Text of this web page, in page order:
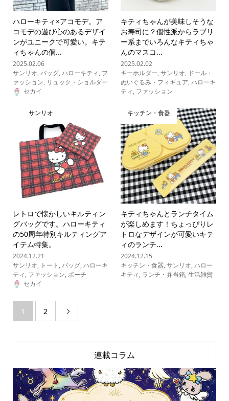
ハローキティ×アコモデ。ア
コモデの遊び心のあるデザイ
ンがユニークで可愛い。キテ
ィちゃんの個...
2025.02.06
サンリオ,バッグ,ハローキティ, フ
ァッション, リュック・ショルダー
セカイ
キティちゃんが美味しそうな
お寿司に？個性派からラブリ
ー系までいろんなキティちゃ
んのマスコ...
2025.02.02
キーホルダー,サンリオ, ドール・
ぬいぐるみ・フィギュア,ハローキ
ティ, ファッション
サンリオ
レトロで懐かしいキルティン
グバッグです。ハローキティ
の50周年特別キルティングア
イテム特集。
2024.12.21
サンリオ, トート ,バッグ,ハローキ
ティ, ファッション,ポーチ
セカイ
キッチン・食器
キティちゃんとランチタイム
が楽しめます！ちょっぴりレ
トロなデザインが可愛いキテ
ィのランチ...
2024.12.15
キッチン・食器,サンリオ,ハロー
キティ, ランチ・弁当箱,生活雑貨
1 2 
連載コラム